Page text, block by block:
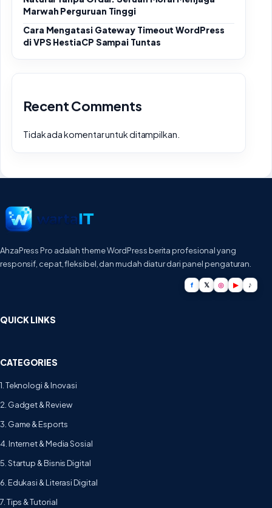
Marwah Perguruan Tinggi
Cara Mengatasi Gateway Timeout WordPress
di VPS HestiaCP Sampai Tuntas
Recent Comments
Tidak ada komentar untuk ditampilkan.
AhzaPress Pro adalah theme WordPress berita profesional yang
responsif, cepat, fleksibel, dan mudah diatur dari panel pengaturan.
f 𝕏 ◎ ▶ ♪
QUICK LINKS
CATEGORIES
1. Teknologi & Inovasi
2. Gadget & Review
3. Game & Esports
4. Internet & Media Sosial
5. Startup & Bisnis Digital
6. Edukasi & Literasi Digital
7. Tips & Tutorial